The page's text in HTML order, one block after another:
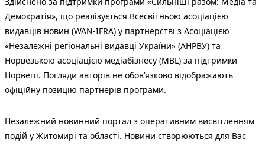
Демократія», що реалізується Всесвітньою асоціацією
видавців новин (WAN-IFRA) у партнерстві з Асоціацією
«Незалежні регіональні видавці України» (АНРВУ) та
Норвезькою асоціацією медіабізнесу (MBL) за підтримки
Норвегії. Погляди авторів не обов’язково відображають
офіційну позицію партнерів програми.
Незалежний новинний портал з оперативним висвітленням
подій у Житомирі та області. Новини створюються для Вас